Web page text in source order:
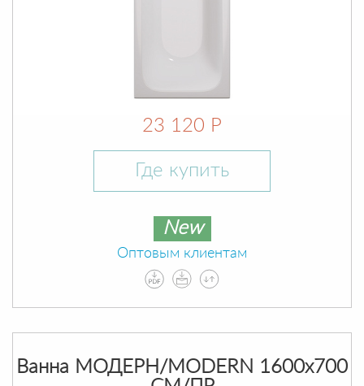
23 120 Р
Где купить
New
Оптовым клиентам
Ванна МОДЕРН/MODERN 1600х700